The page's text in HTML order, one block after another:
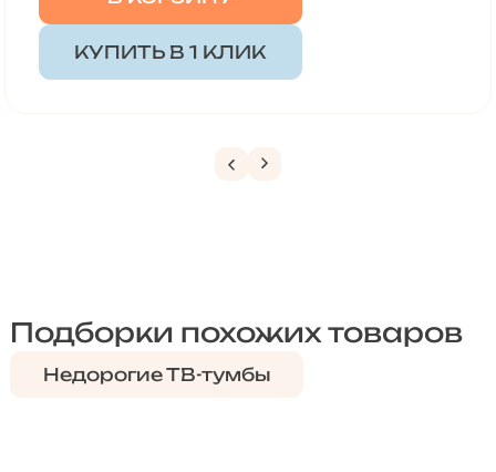
КУПИТЬ В 1 КЛИК
Подборки похожих товаров
Недорогие ТВ-тумбы